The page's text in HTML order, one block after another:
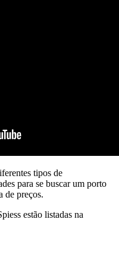
tipos de
para se buscar um porto
de preços.
estão listadas na